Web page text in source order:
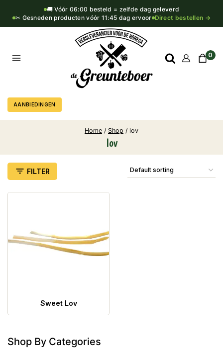
🚚 Vóór 06:00 besteld = zelfde dag geleverd
✂ Gesneden producten vóór 11:45 dag ervoor Direct bestellen →
0
AANBIEDINGEN
Home / Shop / lov
lov
FILTER
Sweet Lov
Shop By Categories